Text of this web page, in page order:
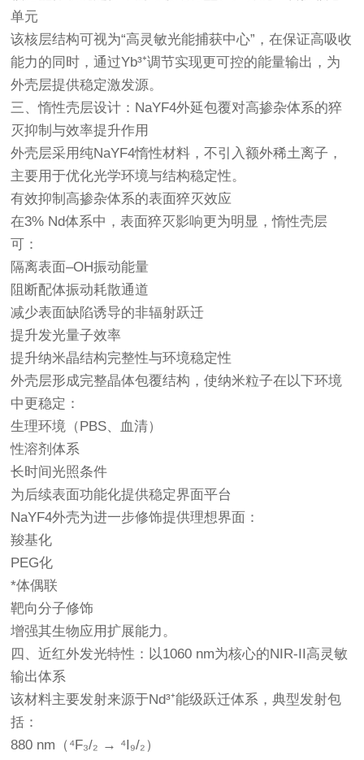
单元
该核层结构可视为“高灵敏光能捕获中心”，在保证高吸收
能力的同时，通过Yb³⁺调节实现更可控的能量输出，为
外壳层提供稳定激发源。
三、惰性壳层设计：NaYF4外延包覆对高掺杂体系的猝
灭抑制与效率提升作用
外壳层采用纯NaYF4惰性材料，不引入额外稀土离子，
主要用于优化光学环境与结构稳定性。
有效抑制高掺杂体系的表面猝灭效应
在3% Nd体系中，表面猝灭影响更为明显，惰性壳层
可：
隔离表面–OH振动能量
阻断配体振动耗散通道
减少表面缺陷诱导的非辐射跃迁
提升发光量子效率
提升纳米晶结构完整性与环境稳定性
外壳层形成完整晶体包覆结构，使纳米粒子在以下环境
中更稳定：
生理环境（PBS、血清）
性溶剂体系
长时间光照条件
为后续表面功能化提供稳定界面平台
NaYF4外壳为进一步修饰提供理想界面：
羧基化
PEG化
*体偶联
靶向分子修饰
增强其生物应用扩展能力。
四、近红外发光特性：以1060 nm为核心的NIR-II高灵敏
输出体系
该材料主要发射来源于Nd³⁺能级跃迁体系，典型发射包
括：
880 nm（⁴F₃/₂ → ⁴I₉/₂）